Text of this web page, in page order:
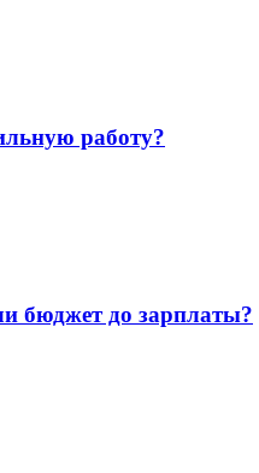
работу?
бюджет до зарплаты?